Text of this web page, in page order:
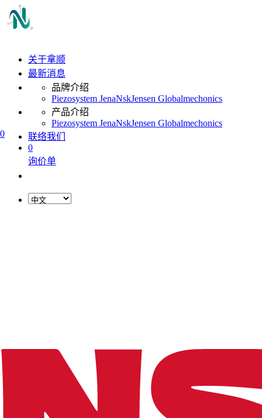
0
关于拿顺
最新消息
品牌介绍
Piezosystem JenaNskJensen Globalmechonics
产品介绍
Piezosystem JenaNskJensen Globalmechonics
联络我们
0
询价单